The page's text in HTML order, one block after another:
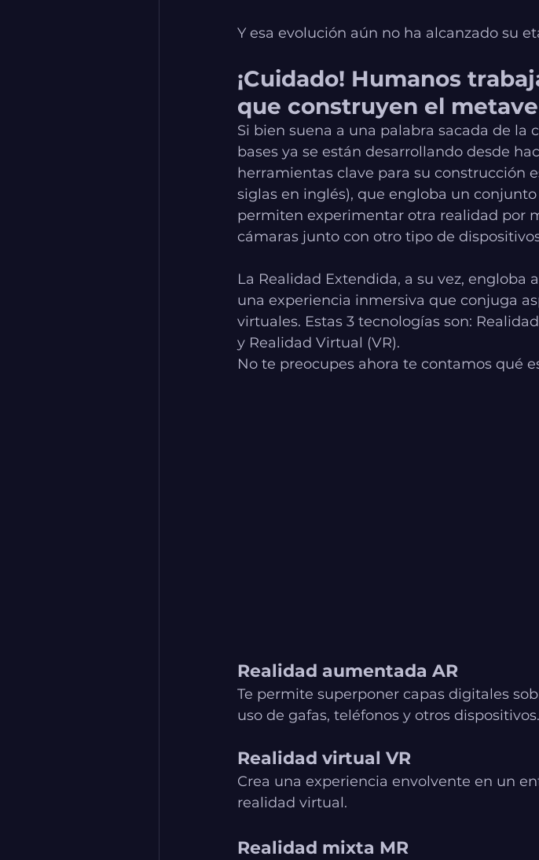
Y esa evolución aún no ha alcanzado su
¡Cuidado! Humanos
que construyen el
Si bien suena a una palabra sacada de la
bases ya se están desarrollando desde
herramientas clave para su construcción
siglas en inglés), que engloba un
permiten experimentar otra realidad por
cámaras junto con otro tipo de
La Realidad Extendida, a su vez,
una experiencia inmersiva que conjuga
virtuales. Estas 3 tecnologías son:
y Realidad Virtual (VR).
No te preocupes ahora te contamos qué
Realidad aumentada AR
Te permite superponer capas digitales
uso de gafas, teléfonos y otros dispositivos.
Realidad virtual VR
Crea una experiencia envolvente en un
realidad virtual.
Realidad mixta MR